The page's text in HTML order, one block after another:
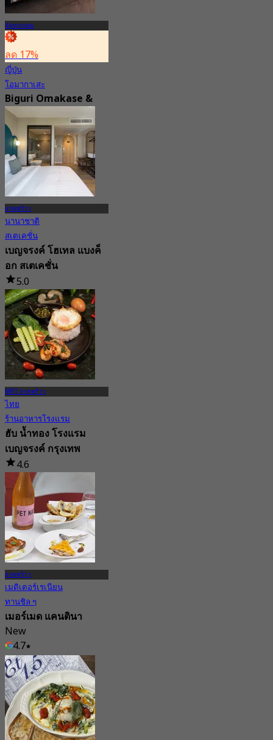
จันทรเกษม
ลด 17%
ญี่ปุ่น
โอมากาเสะ
Biguri Omakase &
Buffet
4.7
10 การจอง
จาก ฿ 690
ลาดพร้าว
นานาชาติ
สเตเคชั่น
เบญจรงค์ โฮเทล แบงค็
อก สเตเคชั่น
5.0
69 การจอง
จาก฿ 2,000
MRT ลาดพร้าว
ไทย
ร้านอาหารโรงแรม
ฮับ น้ำทอง โรงแรม
เบญจรงค์ กรุงเทพ
4.6
69 การจอง
จาก ฿ 287.5
ลาดพร้าว
เมดิเตอร์เรเนียน
ทานชิล ๆ
เมอร์เมด แคนตินา
New
4.7
จาก฿ 445